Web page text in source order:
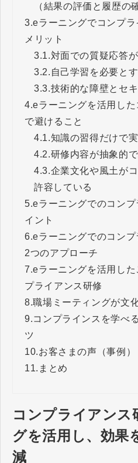
（結果の評価と履歴の
3.eラーニングでコンプ
メリット
3.1.対面での質疑応答
3.2. 自己学習を必要と
3.3.技術的な障壁とセ
4.eラーニングを活用し
で避けること
4.1.知識の習得だけで
4.2.研修内容が抽象的
4.3.企業文化や風土が
許容している
5.eラーニングでのコン
イント
6.eラーニングでのコン
2つのアプローチ
7.eラーニングを活用し
プライアンス研修
8.職場ミーティングが文
9.コンプラインスを学べ
ツ
10.お客さまの声（事例）
11. まとめ
コンプライアンス
グを活用し、効果
減